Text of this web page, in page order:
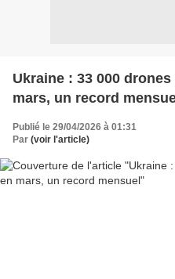
Ukraine : 33 000
mars, un record
Publié le 29/04/2026 à 01:31
Par (voir l'article)